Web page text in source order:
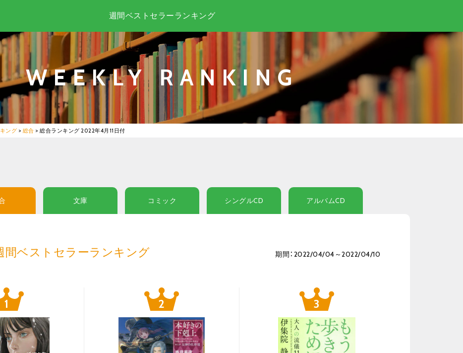
週間ベストセラーランキング
WEEKLY RANKING
ング > 総合 > 総合ランキング 2022年4月11日付
文庫 コミック シングルCD アルバムCD
間ベストセラーランキング 期間：2022/04/04～2022/04/10